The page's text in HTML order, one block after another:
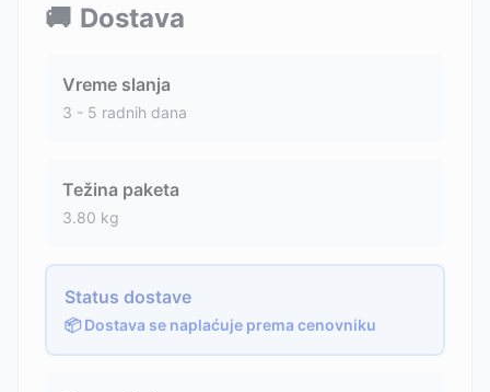
🚚 Dostava
Vreme slanja
3 - 5 radnih dana
Težina paketa
3.80 kg
Status dostave
📦 Dostava se naplaćuje prema cenovniku